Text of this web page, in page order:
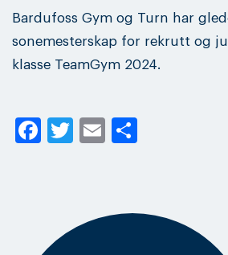
Bardufoss Gym og Turn har
sonemesterskap for rekrutt og
klasse TeamGym 2024.
Facebook
Twitter
Email